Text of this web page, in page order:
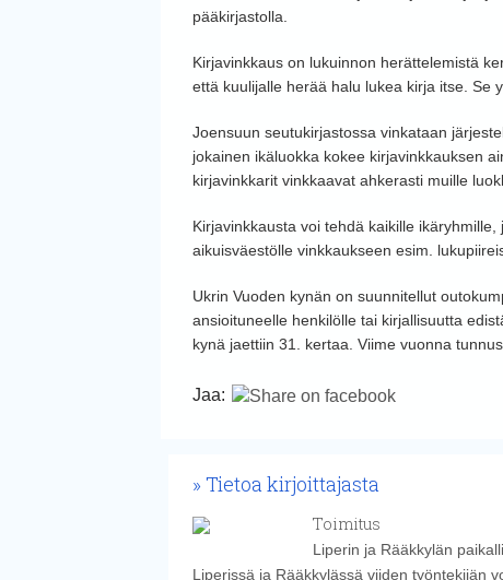
pääkirjastolla.
Kirjavinkkaus on lukuinnon herättelemistä
että kuulijalle herää halu lukea kirja itse. Se
Joensuun seutukirjastossa vinkataan
jokainen ikäluokka kokee kirjavinkkauksen
kirjavinkkarit vinkkaavat ahkerasti muille
Kirjavinkkausta voi tehdä kaikille
aikuisväestölle vinkkaukseen esim.
Ukrin Vuoden kynän on suunnitellut
ansioituneelle henkilölle tai kirjallisuutta
kynä jaettiin 31. kertaa. Viime vuonna
Jaa:
Tietoa kirjoittajasta
Toimitus
Liperin ja Rääkkylän
Liperissä ja Rääkkylässä viiden työntekijän